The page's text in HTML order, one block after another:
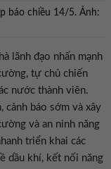
báo chiều 14/5. Ảnh:
lãnh đạo nhấn mạnh
tự chủ chiến
nước thành viên.
cảnh báo sớm và xây
và an ninh năng
triển khai các
dầu khí, kết nối năng